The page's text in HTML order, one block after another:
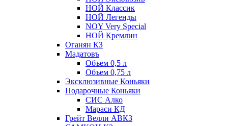
НОЙ Классик
НОЙ Легенды
NOY Very Speсial
НОЙ Кремлин
Оганян КЗ
Мадатовъ
Объем 0,5 л
Объем 0,75 л
Эксклюзивные Коньяки
Подарочные Коньяки
СИС Алко
Мараси КД
Грейт Велли АВКЗ